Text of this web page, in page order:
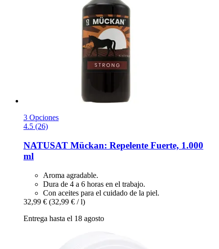
3 Opciones
4.5 (26)
NATUSAT Mückan: Repelente Fuerte, 1.000
ml
Aroma agradable.
Dura de 4 a 6 horas en el trabajo.
Con aceites para el cuidado de la piel.
32,99 € (32,99 € / l)
Entrega hasta el 18 agosto